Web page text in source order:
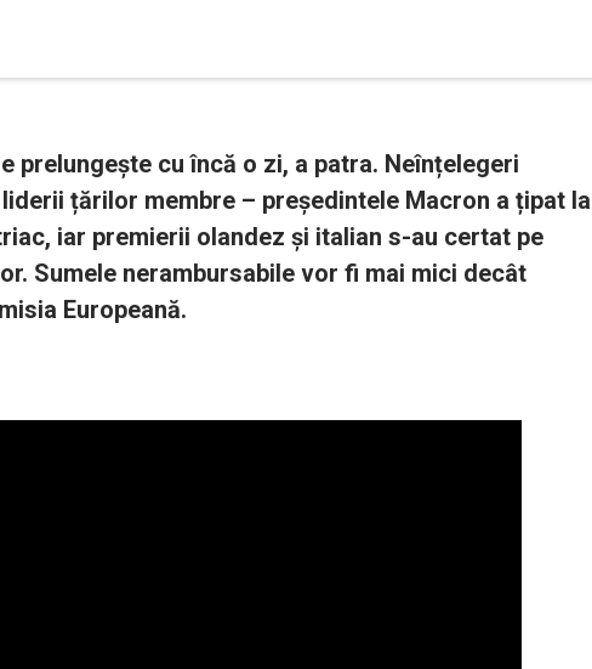
prelungește cu încă o zi, a patra. Neînțelegeri
țărilor membre – președintele Macron a țipat la
iar premierii olandez și italian s-au certat pe
Sumele nerambursabile vor fi mai mici decât
Europeană.